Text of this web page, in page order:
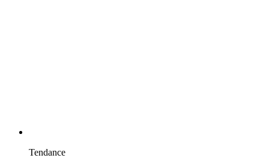
Tendance